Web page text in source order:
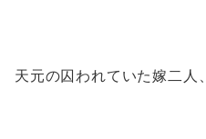
天元の囚われていた嫁二人